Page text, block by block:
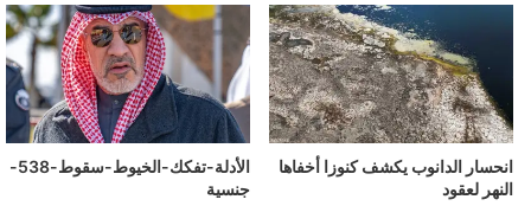
انحسار الدانوب يكشف كنوزا أخفاها
النهر لعقود
الأدلة-تفكك-الخيوط-سقوط-538-
جنسية